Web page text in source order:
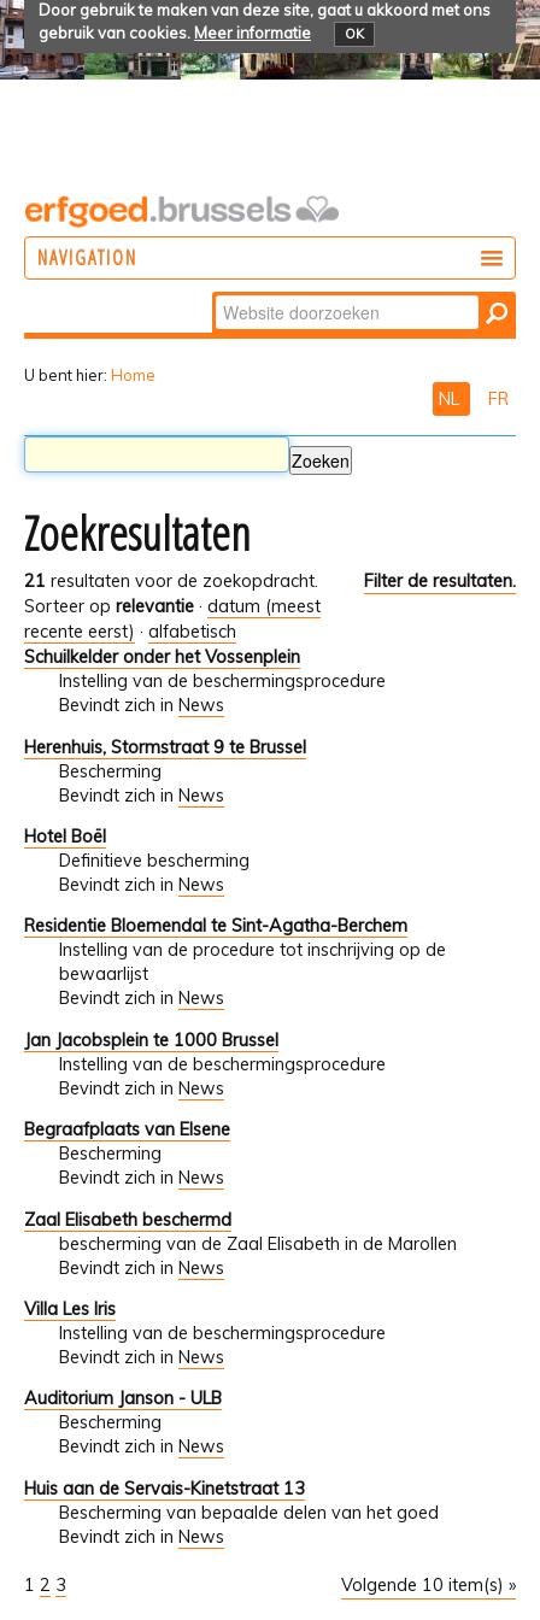
Door gebruik te maken van deze site, gaat u akkoord met ons
gebruik van cookies. Meer informatie OK
NAVIGATION
Zoek
Geavanceerd
U bent hier: Home
NL FR
Zoekresultaten
21 resultaten voor de zoekopdracht.
Filter de resultaten.
Sorteer op relevantie · datum (meest
recente eerst) · alfabetisch
Schuilkelder onder het Vossenplein
Instelling van de beschermingsprocedure
Bevindt zich in News
Herenhuis, Stormstraat 9 te Brussel
Bescherming
Bevindt zich in News
Hotel Boël
Definitieve bescherming
Bevindt zich in News
Residentie Bloemendal te Sint-Agatha-Berchem
Instelling van de procedure tot inschrijving op de
bewaarlijst
Bevindt zich in News
Jan Jacobsplein te 1000 Brussel
Instelling van de beschermingsprocedure
Bevindt zich in News
Begraafplaats van Elsene
Bescherming
Bevindt zich in News
Zaal Elisabeth beschermd
bescherming van de Zaal Elisabeth in de Marollen
Bevindt zich in News
Villa Les Iris
Instelling van de beschermingsprocedure
Bevindt zich in News
Auditorium Janson - ULB
Bescherming
Bevindt zich in News
Huis aan de Servais-Kinetstraat 13
Bescherming van bepaalde delen van het goed
Bevindt zich in News
Volgende 10 item(s) »
1 2 3